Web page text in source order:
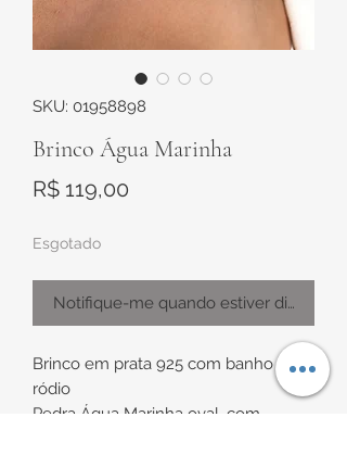
SKU: 01958898
Brinco Água Marinha
R$ 119,00
Esgotado
Notifique-me quando estiver disponível
Brinco em prata 925 com banho de
ródio
Pedra Água Marinha oval, com